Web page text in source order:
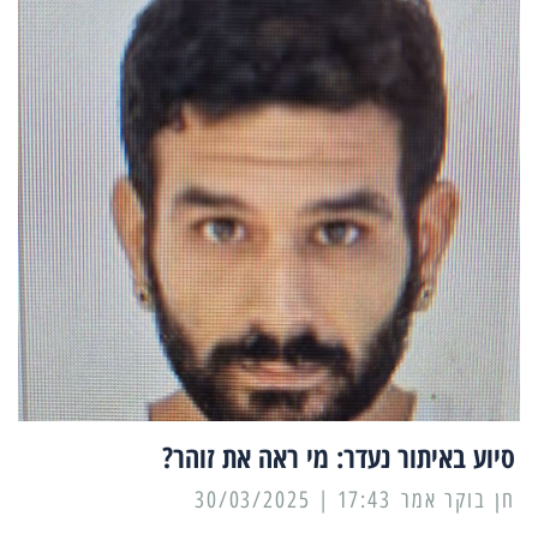
סיוע באיתור נעדר: מי ראה את זוהר?
17:43 | 30/03/2025